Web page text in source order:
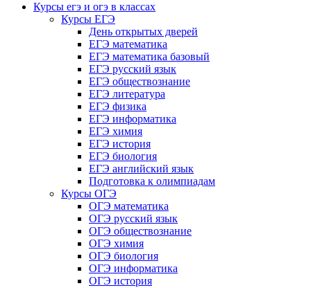
Курсы егэ и огэ в классах
Курсы ЕГЭ
День открытых дверей
ЕГЭ математика
ЕГЭ математика базовый
ЕГЭ русский язык
ЕГЭ обществознание
ЕГЭ литература
ЕГЭ физика
ЕГЭ информатика
ЕГЭ химия
ЕГЭ история
ЕГЭ биология
ЕГЭ английский язык
Подготовка к олимпиадам
Курсы ОГЭ
ОГЭ математика
ОГЭ русский язык
ОГЭ обществознание
ОГЭ химия
ОГЭ биология
ОГЭ информатика
ОГЭ история